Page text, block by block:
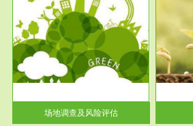
场地调查及风险评估
服务范围
土壤修复